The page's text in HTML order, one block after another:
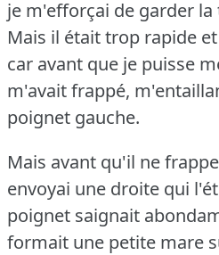
je m'efforçai de garder
Mais il était trop rapide
car avant que je puisse
m'avait frappé,
poignet gauche.
Mais avant qu'il ne
envoyai une droite qui
poignet saignait
formait une petite mare